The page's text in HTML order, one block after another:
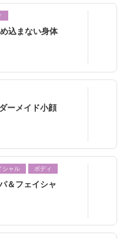
込まない身体
ーメイド小顔
シャル ボディ
＆フェイシャ